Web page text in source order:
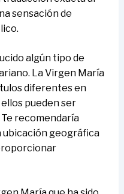
sensación de
algún tipo de
La Virgen María
diferentes en
pueden ser
recomendaría
geográfica